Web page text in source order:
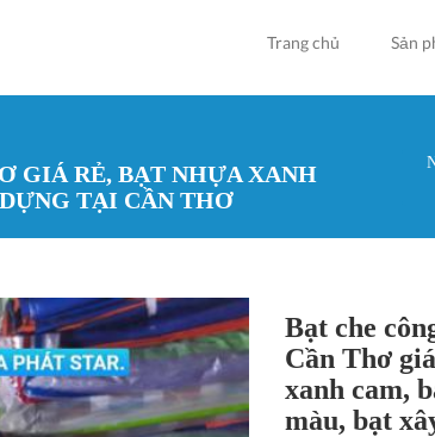
Trang chủ Sản
GIÁ RẺ, BẠT NHỰA XANH
TẠI CẦN THƠ
Bạt che
Cần Thơ
xanh cam,
màu, bạt